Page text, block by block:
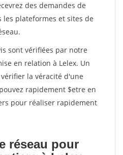
des demandes de
plateformes et sites de
sont vérifiées par notre
en relation à Lelex. Un
la véracité d'une
rapidement $etre en
pour réaliser rapidement
réseau pour